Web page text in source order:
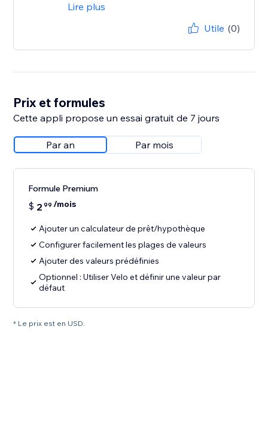
Lire plus
Utile (0)
Prix et formules
Cette appli propose un essai gratuit de 7 jours
Par an Par mois
Formule Premium
$ 2 99 /mois
Ajouter un calculateur de prêt/hypothèque
Configurer facilement les plages de valeurs
Ajouter des valeurs prédéfinies
Optionnel : Utiliser Velo et définir une valeur par
défaut
* Le prix est en USD.